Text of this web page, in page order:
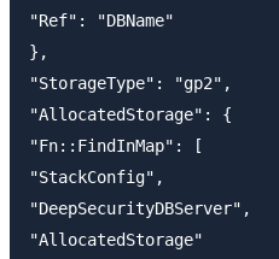
"Ref": "DBName"
},
"StorageType": "gp2",
"AllocatedStorage": {
"Fn::FindInMap": [
"StackConfig",
"DeepSecurityDBServer",
"AllocatedStorage"